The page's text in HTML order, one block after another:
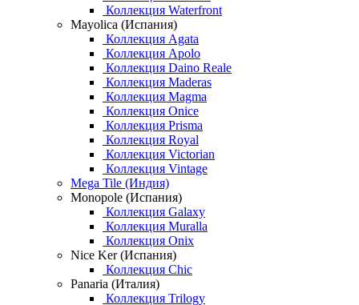
Коллекция Waterfront
Mayolica (Испания)
Коллекция Agata
Коллекция Apolo
Коллекция Daino Reale
Коллекция Maderas
Коллекция Magma
Коллекция Onice
Коллекция Prisma
Коллекция Royal
Коллекция Victorian
Коллекция Vintage
Mega Tile (Индия)
Monopole (Испания)
Коллекция Galaxy
Коллекция Muralla
Коллекция Onix
Nice Ker (Испания)
Коллекция Chic
Panaria (Италия)
Коллекция Trilogy